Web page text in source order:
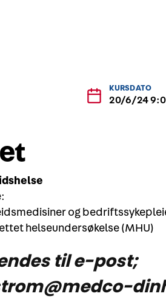
KURSDATO
20/6/24
og
helseundersøkelse (MHU)
til e-post;